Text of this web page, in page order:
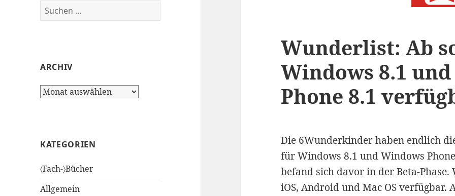
Suchen
nach:
ARCHIV
Archiv
KATEGORIEN
〈Fach-〉Bücher
Allgemein
Wunderlist: Ab
Windows 8.1
Phone 8.1
Die 6Wunderkinder haben endlich
für Windows 8.1 und Windows
befand sich davor in der Beta-
iOS, Android und Mac OS verfügbar.